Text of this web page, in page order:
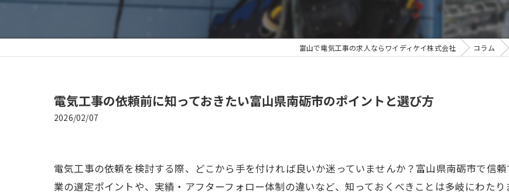
富山で電気工事の求人ならワイディケイ株式会社 コラム
電気工事の依頼前に知っておきたい富山県南砺市のポイントと選び方
2026/02/07
電気工事の依頼を検討する際、どこから手を付ければ良いか迷っていませんか？富山県南砺市で信
業の選定ポイントや、実績・アフターフォロー体制の違いなど、知っておくべきことは多岐にわた